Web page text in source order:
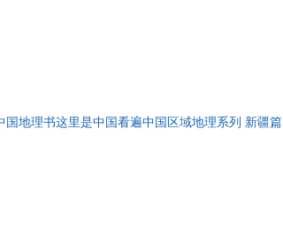
地理书这里是中国看遍中国区域地理系列 新疆篇